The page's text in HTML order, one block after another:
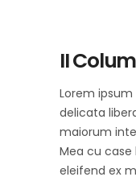
II
Lorem
delicata
maiorum
Mea cu case
eleifend ex